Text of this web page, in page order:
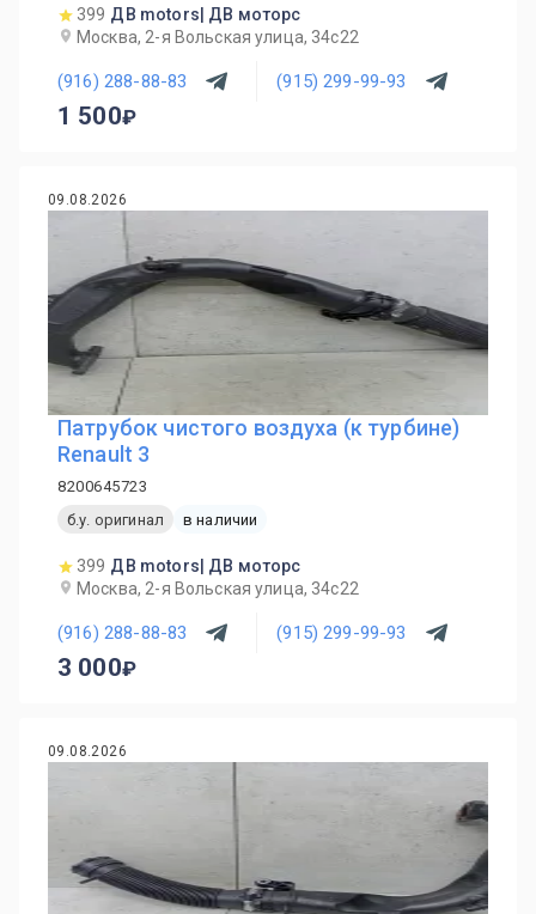
399 ДВ motors| ДВ моторс
Москва, 2-я Вольская улица, 34с22
(916) 288-88-83 (915) 299-99-93
1 500
09.08.2026
Патрубок чистого воздуха (к турбине)
Renault 3
8200645723
б.у. оригинал
в наличии
399 ДВ motors| ДВ моторс
Москва, 2-я Вольская улица, 34с22
(916) 288-88-83 (915) 299-99-93
3 000
09.08.2026